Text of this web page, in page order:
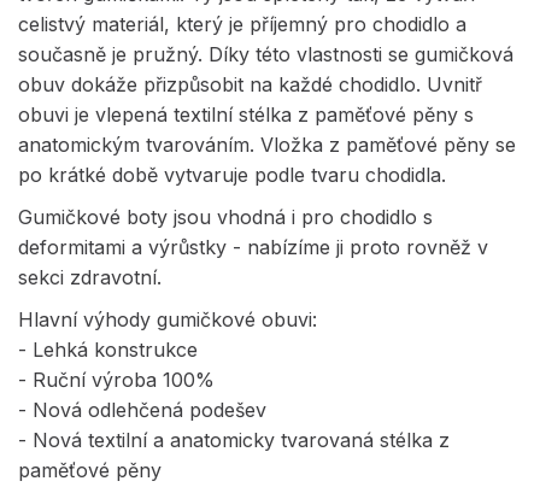
celistvý materiál, který je příjemný pro chodidlo a
současně je pružný. Díky této vlastnosti se gumičková
obuv dokáže přizpůsobit na každé chodidlo. Uvnitř
obuvi je vlepená textilní stélka z paměťové pěny s
anatomickým tvarováním. Vložka z paměťové pěny se
po krátké době vytvaruje podle tvaru chodidla.
Gumičkové boty jsou vhodná i pro chodidlo s
deformitami a výrůstky - nabízíme ji proto rovněž v
sekci zdravotní.
Hlavní výhody gumičkové obuvi:
- Lehká konstrukce
- Ruční výroba 100%
- Nová odlehčená podešev
- Nová textilní a anatomicky tvarovaná stélka z
paměťové pěny